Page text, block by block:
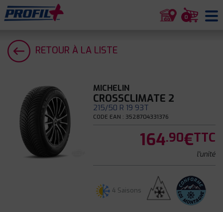
0
RETOUR À LA LISTE
MICHELIN
CROSSCLIMATE 2
215/50 R 19 93T
CODE EAN : 3528704331376
164.90€TTC
l'unité
4 Saisons